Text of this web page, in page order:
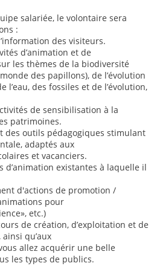
salariée, le volontaire sera
:
des visiteurs.
d’animation et de
les thèmes de la biodiversité
des papillons), de l’évolution
l’eau, des fossiles et de l’évolution,
de sensibilisation à la
patrimoines.
des outils pédagogiques stimulant
adaptés aux
et vacanciers.
d’animation existantes à laquelle il
d'actions de promotion /
pour
etc.)
de création, d’exploitation et de
qu’aux
allez acquérir une belle
les types de publics.